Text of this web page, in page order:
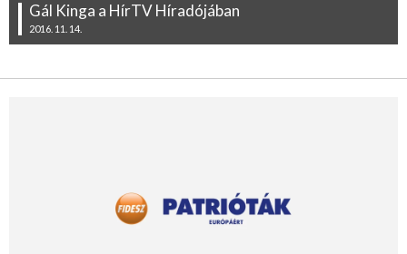
Gál Kinga a HírTV Híradójában
2016. 11. 14.